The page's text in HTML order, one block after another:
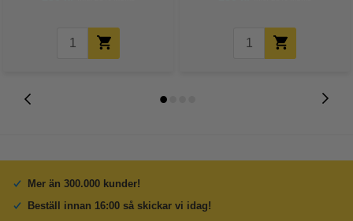
Mer än 300.000 kunder!
Beställ innan 16:00 så skickar vi idag!